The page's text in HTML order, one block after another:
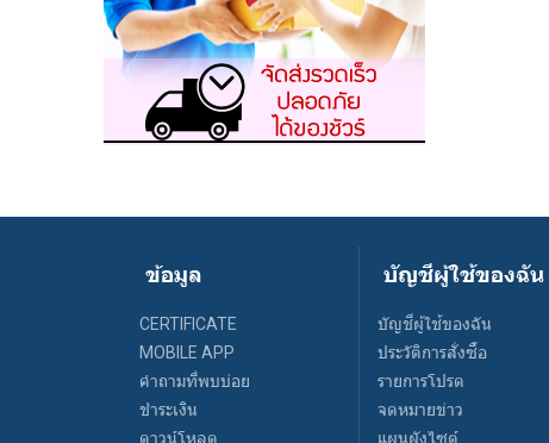
ข้อมูล
CERTIFICATE
MOBILE APP
คำถามที่พบบ่อย
ชำระเงิน
ดาวน์โหลด
บัญชีผู้ใช้ของฉัน
บัญชีผู้ใช้ของฉัน
ประวัติการสั่งซื้อ
รายการโปรด
จดหมายข่าว
แผนผังไซต์